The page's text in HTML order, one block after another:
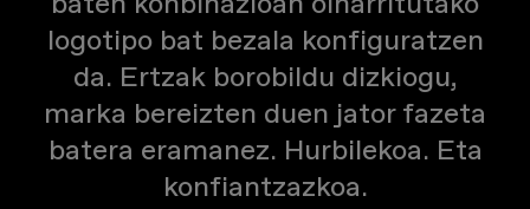
logotipo bat bezala konfiguratzen
da. Ertzak borobildu dizkiogu,
marka bereizten duen jator fazeta
batera eramanez. Hurbilekoa. Eta
konfiantzazkoa.